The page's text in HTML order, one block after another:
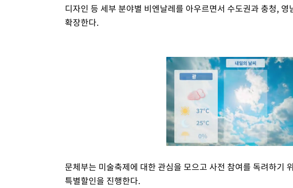
디자인 등 세부 분야별 비엔날레를 아우르면서 수도권과 충청,
확장한다.
문체부는 미술축제에 대한 관심을 모으고 사전 참여를 독려하기
특별할인을 진행한다.